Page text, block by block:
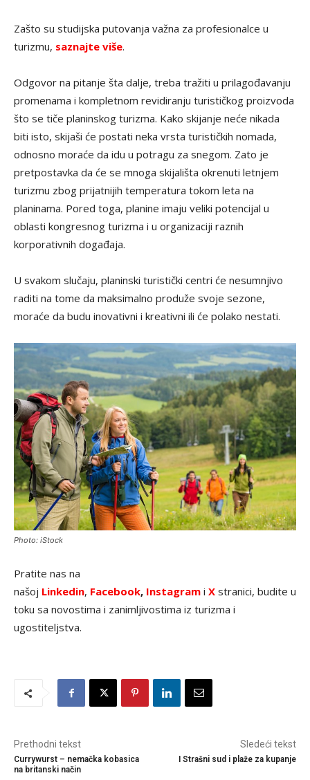
Zašto su studijska putovanja važna za profesionalce u
turizmu, saznajte više.
Odgovor na pitanje šta dalje, treba tražiti u prilagođavanju
promenama i kompletnom revidiranju turističkog proizvoda
što se tiče planinskog turizma. Kako skijanje neće nikada
biti isto, skijaši će postati neka vrsta turističkih nomada,
odnosno moraće da idu u potragu za snegom. Zato je
pretpostavka da će se mnoga skijališta okrenuti letnjem
turizmu zbog prijatnijih temperatura tokom leta na
planinama. Pored toga, planine imaju veliki potencijal u
oblasti kongresnog turizma i u organizaciji raznih
korporativnih događaja.
U svakom slučaju, planinski turistički centri će nesumnjivo
raditi na tome da maksimalno produže svoje sezone,
moraće da budu inovativni i kreativni ili će polako nestati.
Photo: iStock
Pratite nas na
našoj Linkedin, Facebook, Instagram i X stranici, budite u
toku sa novostima i zanimljivostima iz turizma i
ugostiteljstva.
Prethodni tekst
Currywurst – nemačka kobasica
na britanski način
Sledeći tekst
I Strašni sud i plaže za kupanje